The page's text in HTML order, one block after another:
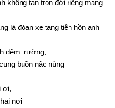
không tan trọn đời riêng mang
là đòan xe tang tiễn hồn anh
đêm trường,
buồn não nùng
ơi,
nơi